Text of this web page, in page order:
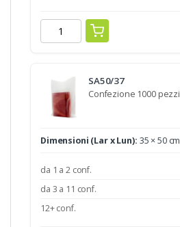
SA50/37
Confezione 1000 pezzi
Dimensioni (Lar x Lun): 35 × 50 cm
da 1 a 2 conf.
da 3 a 11 conf.
12+ conf.